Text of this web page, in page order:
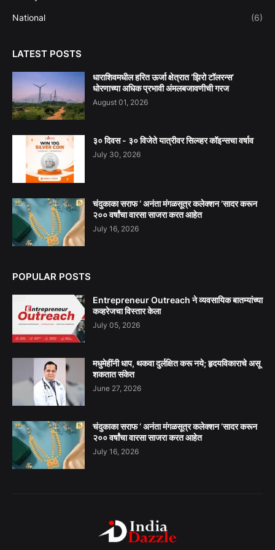
National (6)
LATEST POSTS
धाराशिवमधील हरित ऊर्जा क्षेत्रात ‘झिरो टॉलरन्स’
धोरणाच्या अधिक प्रभावी अंमलबजावणीची गरज
August 01, 2026
३० दिवस - ३० विजेते यात्रीवर सिल्व्हर कॉइन्सचा वर्षाव
July 30, 2026
चंदुकाका सराफ ‘ अनंता मंगळसूत्र कलेक्शन ’सादर करून
२०० वर्षांचा वारसा साजरा करत आहेत
July 16, 2026
POPULAR POSTS
Entrepreneur Outreach ने व्यवसायिक बातम्यांच्या
कव्हरेजचा विस्तार केला
July 05, 2026
मधुमेहींनी धाप, थकवा दुर्लक्षित करू नये; हृदयविकाराचे असू
शकतात संकेत
June 27, 2026
चंदुकाका सराफ ‘ अनंता मंगळसूत्र कलेक्शन ’सादर करून
२०० वर्षांचा वारसा साजरा करत आहेत
July 16, 2026